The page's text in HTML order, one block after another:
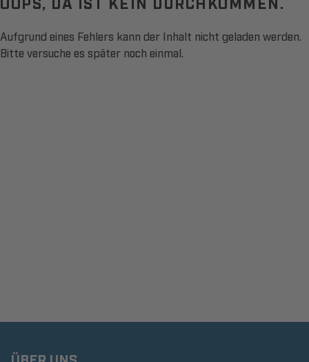
Aufgrund eines Fehlers kann der Inhalt nicht geladen werden.
Bitte versuche es später noch einmal.
ÜBER UNS